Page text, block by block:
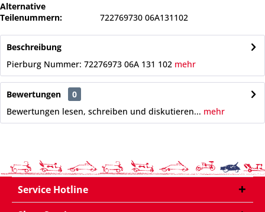
Alternative
Teilenummern:
722769730 06A131102
Beschreibung
Pierburg Nummer: 72276973 06A 131 102 mehr
Bewertungen
0
Bewertungen lesen, schreiben und diskutieren... mehr
Service Hotline